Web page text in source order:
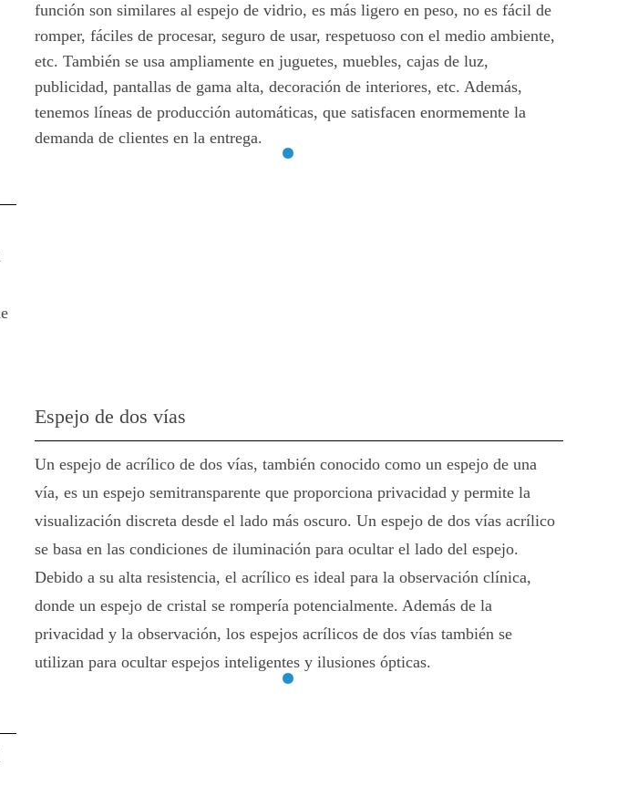
función son similares al espejo de vidrio, es más ligero en peso, no es fácil de
romper, fáciles de procesar, seguro de usar, respetuoso con el medio ambiente,
etc. También se usa ampliamente en juguetes, muebles, cajas de luz,
publicidad, pantallas de gama alta, decoración de interiores, etc. Además,
tenemos líneas de producción automáticas, que satisfacen enormemente la
demanda de clientes en la entrega.
Espejo de dos vías
Un espejo de acrílico de dos vías, también conocido como un espejo de una
vía, es un espejo semitransparente que proporciona privacidad y permite la
visualización discreta desde el lado más oscuro. Un espejo de dos vías acrílico
se basa en las condiciones de iluminación para ocultar el lado del espejo.
Debido a su alta resistencia, el acrílico es ideal para la observación clínica,
donde un espejo de cristal se rompería potencialmente. Además de la
privacidad y la observación, los espejos acrílicos de dos vías también se
utilizan para ocultar espejos inteligentes y ilusiones ópticas.